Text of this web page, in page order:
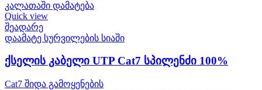
კალათაში დამატება
Quick view
შეადარე
დაამატე სურვილების სიაში
ქსელის კაბელი UTP Cat7 სპილენძი 100%
Cat7 შიდა გამოყენების